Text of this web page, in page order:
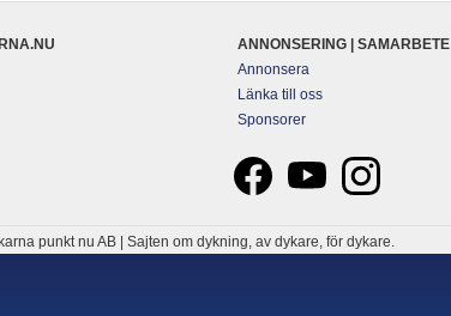
ANNONSERING | SAMARBETE
Annonsera
Länka till oss
Sponsorer
punkt nu AB | Sajten om dykning, av dykare, för dykare.